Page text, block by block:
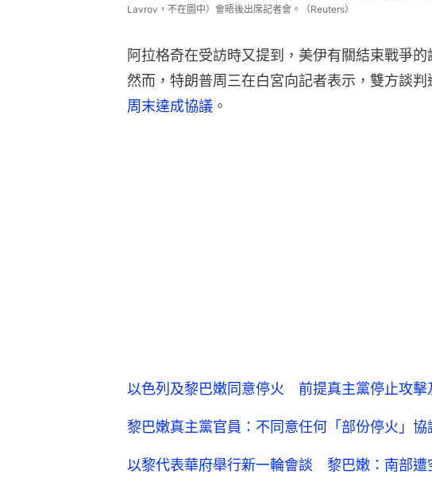
Lavrov，不在圖中）會晤後出席記者會。（Reuters）
阿拉格奇在受訪時又提到，美伊有關結束戰爭的
然而，特朗普周三在白宮向記者表示，雙方談
周末達成協議 。
以色列及黎巴嫩同意停火 前提真主黨停止攻擊
黎巴嫩真主黨官員：不同意任何「部份停火」
以黎代表華府舉行新一輪會談 黎巴嫩：南部遭